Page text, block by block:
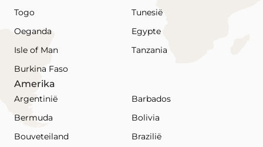
Togo
Tunesië
Oeganda
Egypte
Isle of Man
Tanzania
Burkina Faso
Amerika
Argentinië
Barbados
Bermuda
Bolivia
Bouveteiland
Brazilië